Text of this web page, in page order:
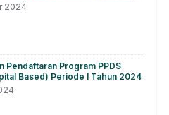
2024
Pendaftaran Program PPDS
Based) Periode I Tahun 2024